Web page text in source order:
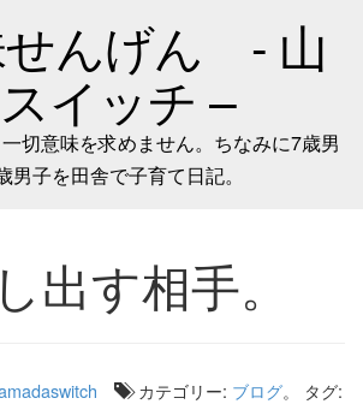
せんげん - 山
イッチ –
切意味を求めません。ちなみに7歳男
男子を田舎で子育て日記。
出す相手。
カテゴリー: ブログ。 タグ: